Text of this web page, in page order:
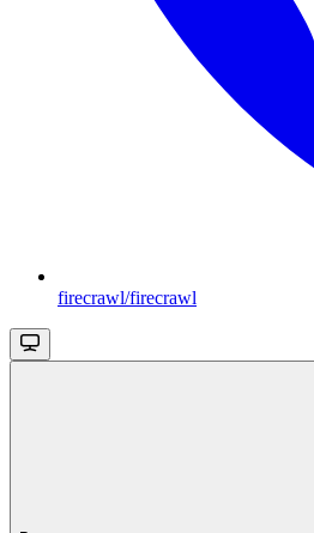
firecrawl/firecrawl